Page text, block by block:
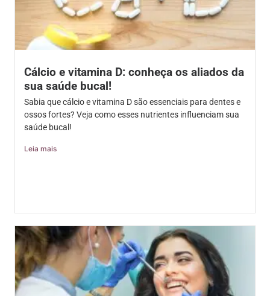
Cálcio e vitamina D: conheça os aliados da
sua saúde bucal!
Sabia que cálcio e vitamina D são essenciais para dentes e
ossos fortes? Veja como esses nutrientes influenciam sua
saúde bucal!
Leia mais